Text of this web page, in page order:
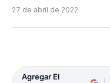
27 de abril de 2022
Agregar El